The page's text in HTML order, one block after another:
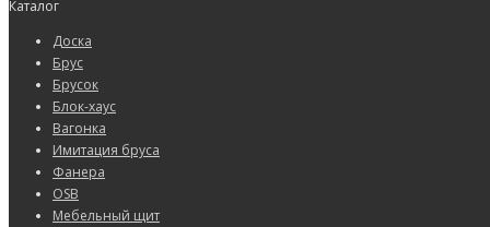
Каталог
Доска
Брус
Брусок
Блок-хаус
Вагонка
Имитация бруса
Фанера
OSB
Мебельный щит